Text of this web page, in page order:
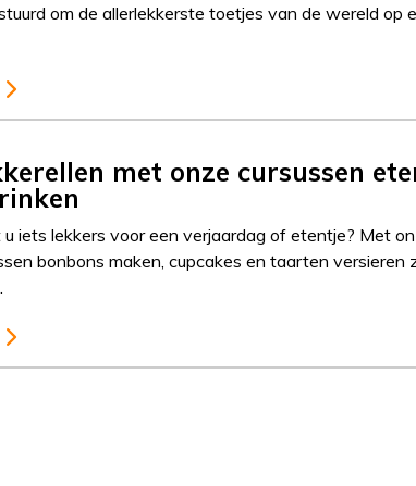
om de allerlekkerste toetjes van de wereld op
met onze cursussen
u iets lekkers voor een verjaardag of etentje? Met
bonbons maken, cupcakes en taarten versieren